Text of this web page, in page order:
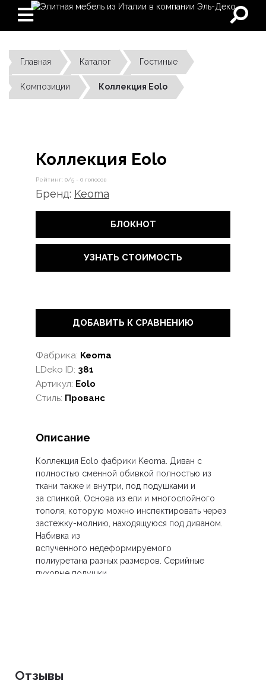
Главная Каталог Гостиные
Композиции Коллекция Eolo
Коллекция Eolo
Рейтинг: 0/5 - 0 голосов
Бренд: Keoma
БЛОКНОТ
УЗНАТЬ СТОИМОСТЬ
ДОБАВИТЬ К СРАВНЕНИЮ
Фабрика: Keoma
LDeko ID: 381
Артикул: Eolo
Стиль: Прованс
Описание
Коллекция Eolo фабрики Keoma.
Диван с
полностью сменной обивкой полностью из
ткани также и внутри, под подушками и
за спинкой. Основа из ели и многослойного
тополя, которую можно инспектировать через
застежку-молнию, находящуюся под диваном.
Набивка из
вспученного недеформируемого
полиуретана разных размеров. Серийные
пуховые подушки.
Отзывы